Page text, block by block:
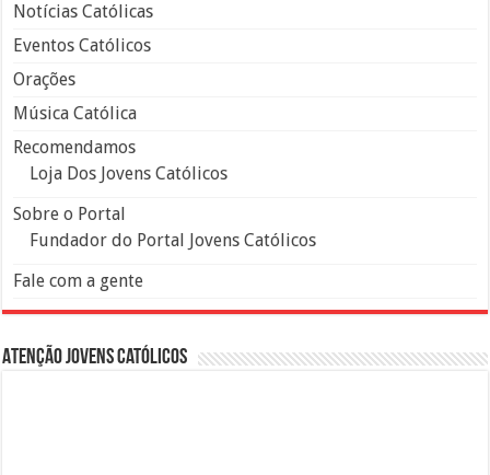
Notícias Católicas
Eventos Católicos
Orações
Música Católica
Recomendamos
Loja Dos Jovens Católicos
Sobre o Portal
Fundador do Portal Jovens Católicos
Fale com a gente
Atenção Jovens Católicos